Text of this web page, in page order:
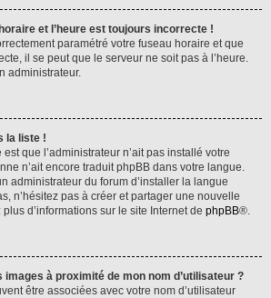
et l’heure est toujours incorrecte !
paramétré votre fuseau horaire et que
il se peut que le serveur ne soit pas à l’heure.
administrateur.
la liste !
que l’administrateur n’ait pas installé votre
n’ait encore traduit phpBB dans votre langue.
administrateur du forum d’installer la langue
n’hésitez pas à créer et partager une nouvelle
d’informations sur le site Internet de phpBB®.
à proximité de mon nom d’utilisateur ?
être associées avec votre nom d’utilisateur